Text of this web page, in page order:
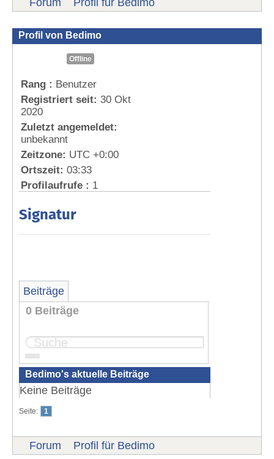
Forum Profil für Bedimo
Profil von Bedimo
Offline
Rang : Benutzer
Registriert seit: 30 Okt
2020
Zuletzt angemeldet:
unbekannt
Zeitzone: UTC +0:00
Ortszeit: 03:33
Profilaufrufe : 1
Signatur
Beiträge
0 Beiträge
Seite:
Bedimo's aktuelle Beiträge
Keine Beiträge
Seite: 1
Forum Profil für Bedimo